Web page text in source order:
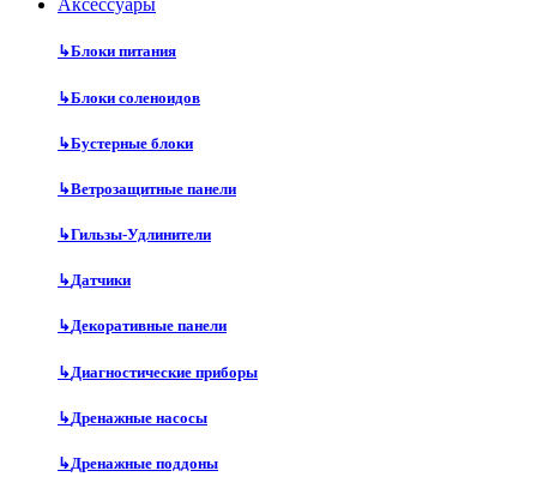
Аксесcуары
↳Блоки питания
↳Блоки соленоидов
↳Бустерные блоки
↳Ветрозащитные панели
↳Гильзы-Удлинители
↳Датчики
↳Декоративные панели
↳Диагностические приборы
↳Дренажные насосы
↳Дренажные поддоны